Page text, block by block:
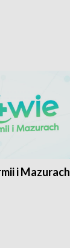
i Mazurach